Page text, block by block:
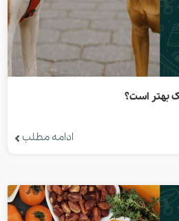
بهتر است؟
ادامه مطلب